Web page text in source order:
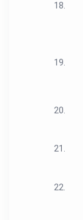
18.
19.
20.
21.
22.